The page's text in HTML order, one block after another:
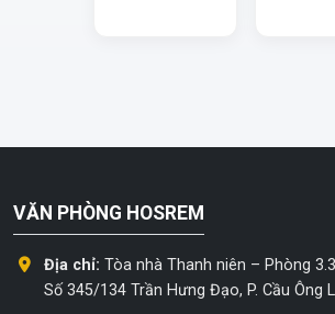
VĂN PHÒNG HOSREM
Địa chỉ: Tòa nhà Thanh niên – Phòng 3.3
Số 345/134 Trần Hưng Đạo, P. Cầu Ông